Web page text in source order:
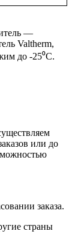
—
Valtherm,
до -25⁰С.
или до
заказа.
страны